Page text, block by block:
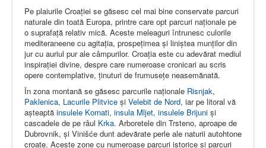
Pe plaiurile Croaţiei se găsesc cel mai bine conservate parcuri
naturale din toată Europa, printre care opt parcuri naţionale pe
o suprafaţă relativ mică. Aceste meleaguri întrunesc culorile
mediteraneene cu agitaţia, prospeţimea şi liniştea munţilor din
jur cu auriul pur ale câmpurilor. Croația este cu adevărat mediul
inspiraţiei divine, despre care numeroase cronicari au scris
opere contemplative, ţinuturi de frumuseţe neasemănată.
În zona montană se găsesc parcurile naţionale Risnjak,
Paklenica, Lacurile Plitvice şi Velebit de Nord, iar pe litoral vă
aşteaptă insulele Kornati, insula Mljet, insulele Brijuni şi
cascadele de pe râul Krka. Arboretele din Trsteno, aproape de
Dubrovnik, şi Vinišće dunt adevărate perle ale naturii autohtone
croate. Aceste zone cu numeroase parcuri istorice şi parcuri